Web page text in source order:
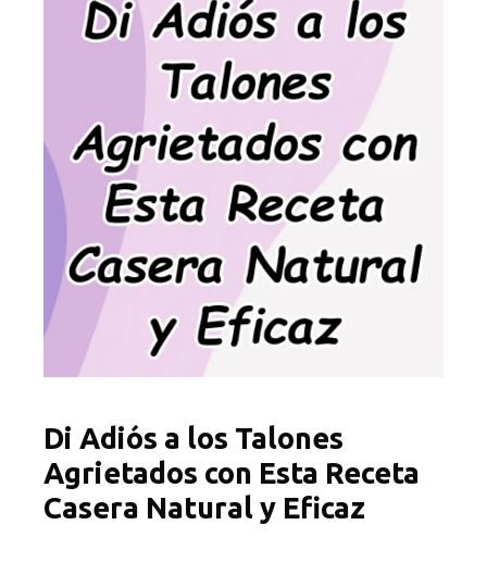
Di Adiós a los Talones
Agrietados con Esta Receta
Casera Natural y Eficaz